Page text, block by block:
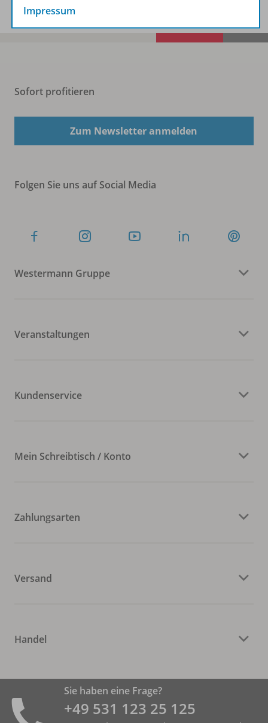
Sofort profitieren
Zum Newsletter anmelden
Folgen Sie uns auf Social Media
Westermann Gruppe
Veranstaltungen
Kundenservice
Mein Schreibtisch / Konto
Zahlungsarten
Versand
Handel
Sie haben eine Frage?
+49 531 ­123 25 125
Impressum